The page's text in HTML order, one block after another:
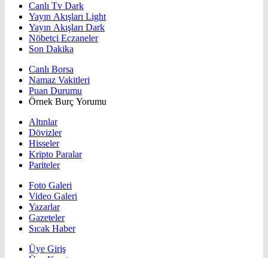
Canlı Tv Dark
Yayın Akışları Light
Yayın Akışları Dark
Nöbetçi Eczaneler
Son Dakika
Canlı Borsa
Namaz Vakitleri
Puan Durumu
Örnek Burç Yorumu
Altınlar
Dövizler
Hisseler
Kripto Paralar
Pariteler
Foto Galeri
Video Galeri
Yazarlar
Gazeteler
Sıcak Haber
Üye Giriş